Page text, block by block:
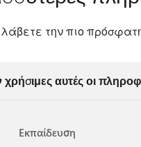
την πιο
αυτές οι
Εκπαίδευση